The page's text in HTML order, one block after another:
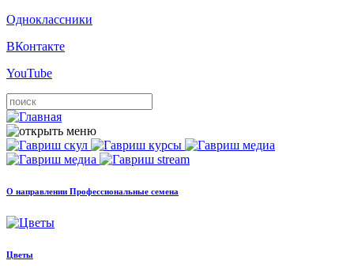
Одноклассники
ВКонтакте
YouTube
О направлении Профессиональные семена
Цветы